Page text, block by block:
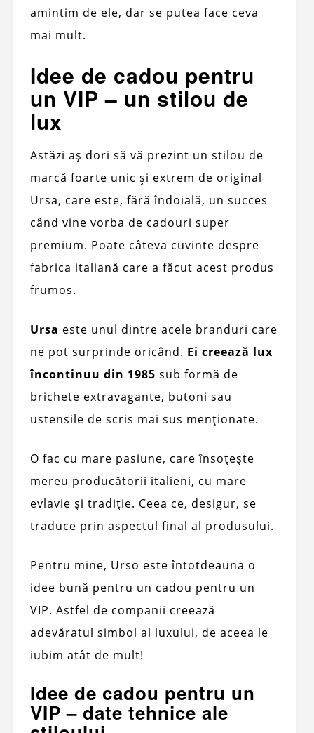
amintim de ele, dar se putea face ceva
mai mult.
Idee de cadou pentru
un VIP – un stilou de
lux
Astăzi aș dori să vă prezint un stilou de
marcă foarte unic și extrem de original
Ursa, care este, fără îndoială, un succes
când vine vorba de cadouri super
premium. Poate câteva cuvinte despre
fabrica italiană care a făcut acest produs
frumos.
Ursa este unul dintre acele branduri care
ne pot surprinde oricând. Ei creează lux
încontinuu din 1985 sub formă de
brichete extravagante, butoni sau
ustensile de scris mai sus menționate.
O fac cu mare pasiune, care însoțește
mereu producătorii italieni, cu mare
evlavie și tradiție. Ceea ce, desigur, se
traduce prin aspectul final al produsului.
Pentru mine, Urso este întotdeauna o
idee bună pentru un cadou pentru un
VIP. Astfel de companii creează
adevăratul simbol al luxului, de aceea le
iubim atât de mult!
Idee de cadou pentru un
VIP – date tehnice ale